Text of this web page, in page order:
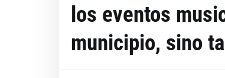
los eventos
municipio, sino